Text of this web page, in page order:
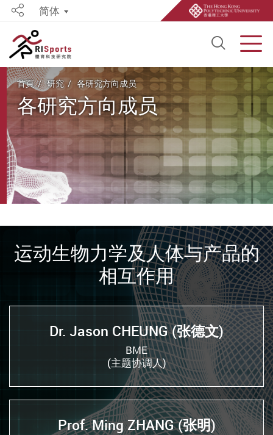
Open
Share简体
Start main content
首頁 研究 各研究方向成员
各研究方向成员
运动生物力学及人体与产品的
相互作用
Dr. Jason CHEUNG (张德文)
BME
(主题协调人)
Prof. Ming ZHANG (张明)